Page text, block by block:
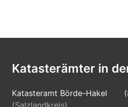
Katasterämter in
Katasteramt Börde-Hakel
(Salzlandkreis)